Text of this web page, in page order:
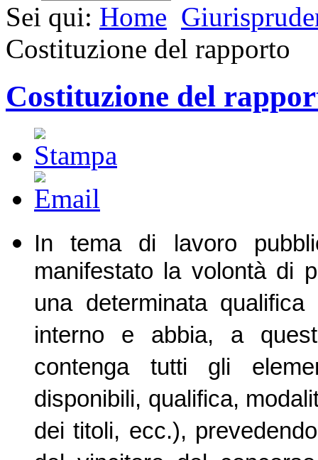
Sei qui: Home
Costituzione del rapporto
Costituzione del
In tema di lavoro
manifestato la volontà di
una determinata
interno e abbia, a
contenga tutti gli
disponibili, qualifica,
dei titoli, ecc.),